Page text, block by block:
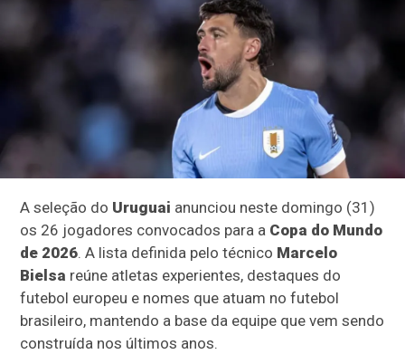
A seleção do Uruguai anunciou neste domingo (31)
os 26 jogadores convocados para a Copa do Mundo
de 2026. A lista definida pelo técnico Marcelo
Bielsa reúne atletas experientes, destaques do
futebol europeu e nomes que atuam no futebol
brasileiro, mantendo a base da equipe que vem sendo
construída nos últimos anos.